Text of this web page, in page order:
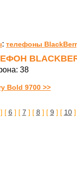
: телефоны
38
Bold 9700 >>
[ 6 ] [ 7 ] [ 8 ] [ 9 ] [ 10]